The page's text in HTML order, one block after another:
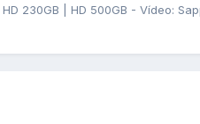
230GB | HD 500GB - Vídeo: